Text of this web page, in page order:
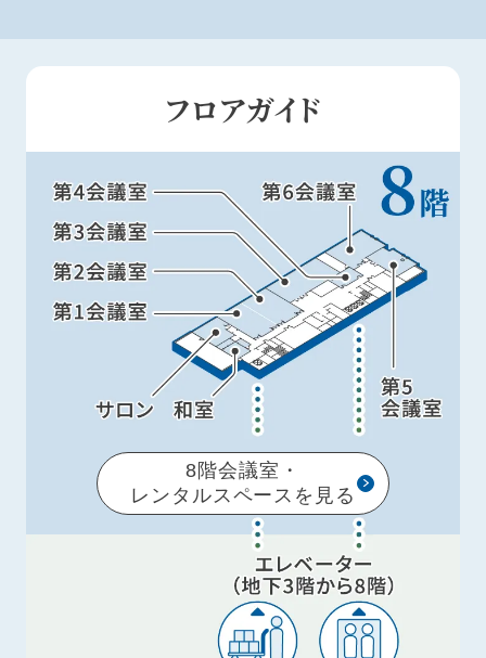
フロアガイド
8階会議室・
レンタルスペースを見る